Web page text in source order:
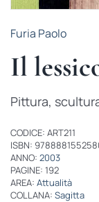
Furia Paolo
Il
Pittura,
CODICE: ART211
ISBN:
ANNO: 2003
PAGINE: 192
AREA: Attualità
COLLANA: Sagitta